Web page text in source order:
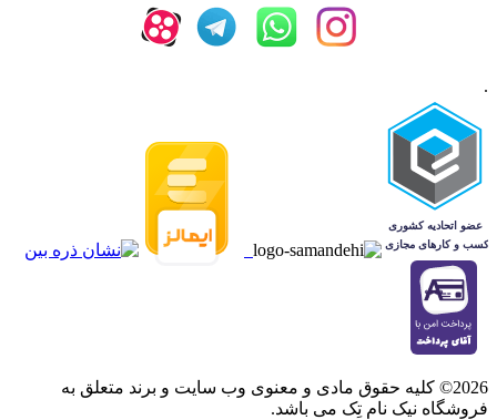
.
2026© کلیه حقوق مادی و معنوی وب سایت و برند متعلق به
فروشگاه نیک نام تِک می باشد.